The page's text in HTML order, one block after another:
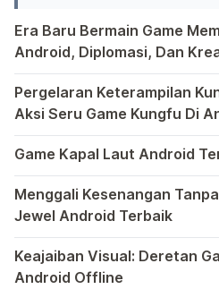
[…]
Era Baru Bermain Game
Android, Diplomasi, Dan
Anda
Bermain game di platform
Pergelaran Keterampilan
Aksi Seru Game Kungfu Di
Dunia game selalu
Game Kapal Laut Android
Di dunia game Android yang
Menggali Kesenangan
Jewel Android Terbaik
Dalam hiruk-pikuk dunia
Keajaiban Visual: Deretan
Android Offline